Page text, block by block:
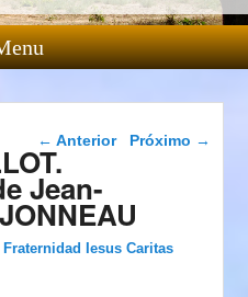
Navegação das
← Anterior Próximo →
Jean-
Fraternidad Iesus Caritas